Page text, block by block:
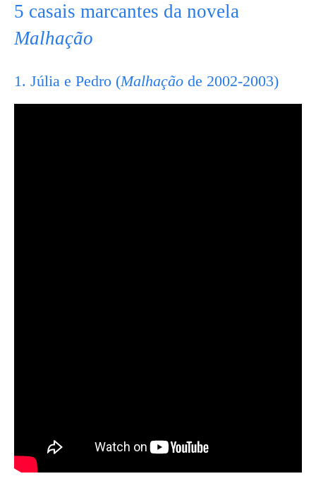
5 casais marcantes da novela
Malhação
1. Júlia e Pedro (Malhação de 2002-2003)